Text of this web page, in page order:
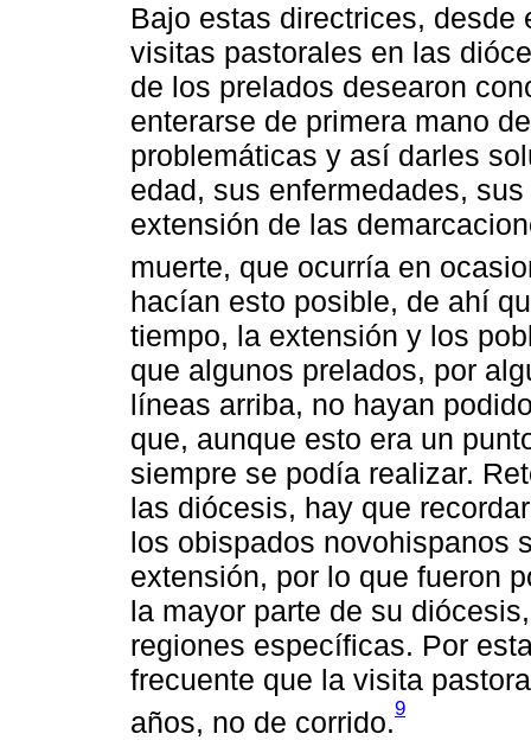
Bajo estas directrices,
visitas pastorales en las
de los prelados desearon
enterarse de primera mano
problemáticas y así darles
edad, sus enfermedades,
extensión de las
muerte, que ocurría en
hacían esto posible, de ahí
tiempo, la extensión y los
que algunos prelados, por
líneas arriba, no hayan
que, aunque esto era un
siempre se podía realizar.
las diócesis, hay que
los obispados novohispanos
extensión, por lo que fueron
la mayor parte de su
regiones específicas. Por
frecuente que la visita
años, no de corrido.9